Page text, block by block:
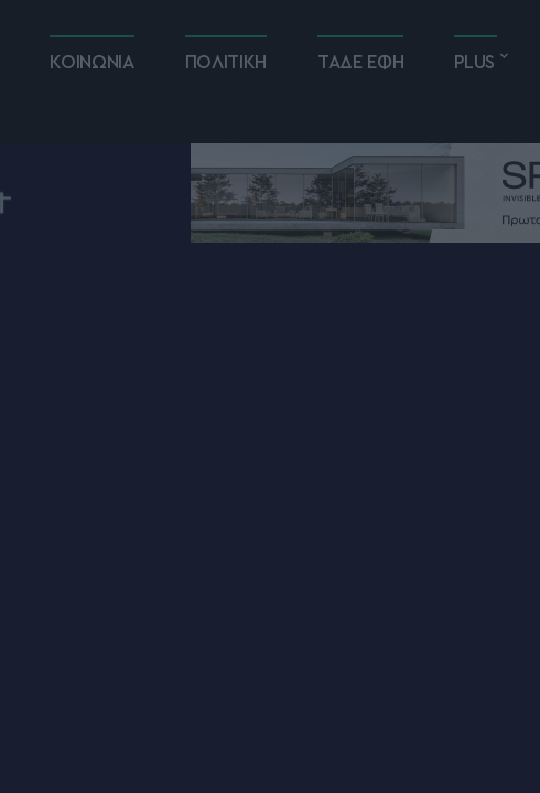
ΚΟΙΝΩΝΙΑ ΠΟΛΙΤΙΚΗ ΤΑΔΕ ΕΦΗ PLUS